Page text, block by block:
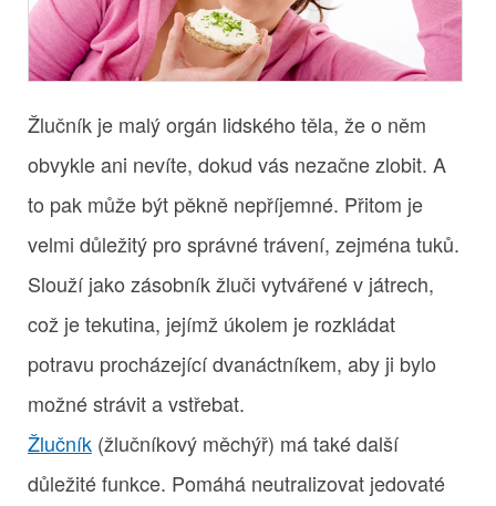
Žlučník je malý orgán lidského těla, že o něm
obvykle ani nevíte, dokud vás nezačne zlobit. A
to pak může být pěkně nepříjemné. Přitom je
velmi důležitý pro správné trávení, zejména tuků.
Slouží jako zásobník žluči vytvářené v játrech,
což je tekutina, jejímž úkolem je rozkládat
potravu procházející dvanáctníkem, aby ji bylo
možné strávit a vstřebat.
Žlučník (žlučníkový měchýř) má také další
důležité funkce. Pomáhá neutralizovat jedovaté